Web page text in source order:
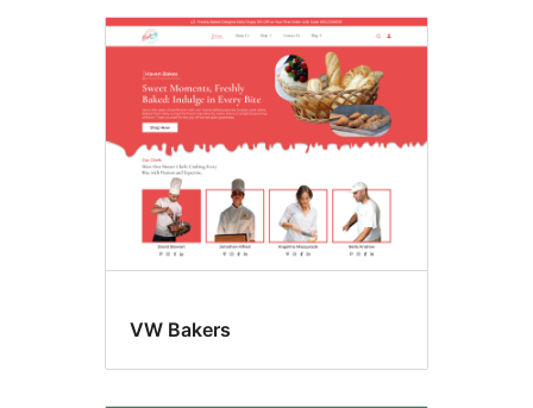
Фотографія
VW Bakers